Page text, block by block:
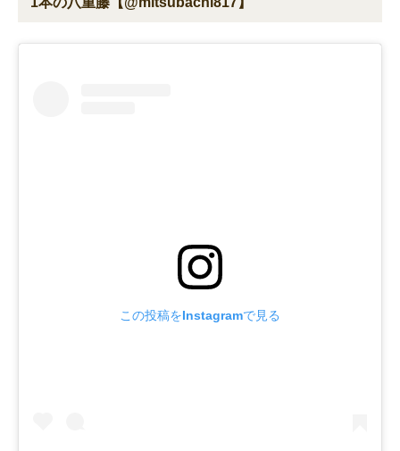
この投稿をInstagramで見る